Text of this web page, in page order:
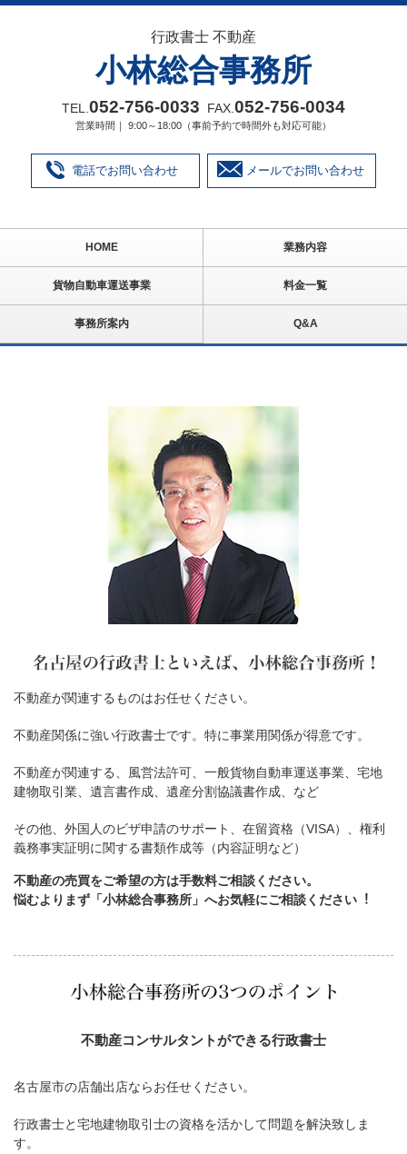
行政書士 不動産
小林総合事務所
TEL. 052‐756‐0033 FAX. 052‐756‐0034
営業時間｜ 9:00～18:00（事前予約で時間外も対応可能）
電話でお問い合わせ メールでお問い合わせ
HOME 業務内容
貨物自動車運送事業 料金一覧
事務所案内 Q&A
不動産が関連するものはお任せください。
不動産関係に強い行政書士です。特に事業用関係が得意です。
不動産が関連する、風営法許可、一般貨物自動車運送事業、宅地
建物取引業、遺言書作成、遺産分割協議書作成、など
その他、外国人のビザ申請のサポート、在留資格（VISA）、権利
義務事実証明に関する書類作成等（内容証明など）
不動産の売買をご希望の方は手数料ご相談ください。
悩むよりまず「小林総合事務所」へお気軽にご相談ください︕
不動産コンサルタントができる行政書士
名古屋市の店舗出店ならお任せください。
行政書士と宅地建物取引士の資格を活かして問題を解決致しま
す。